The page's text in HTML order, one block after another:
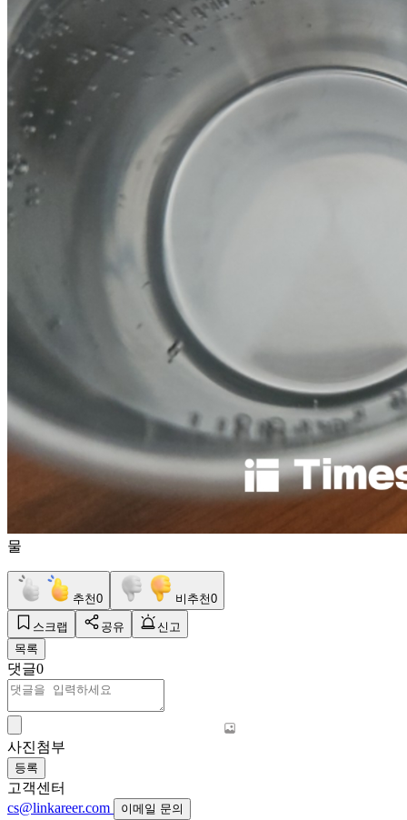
물
추천0 비추천0
스크랩 공유
신고
목록
댓글0
사진첨부
등록
고객센터
cs@linkareer.com
이메일 문의